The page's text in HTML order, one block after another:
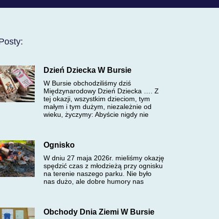
Dzień Dziecka W Bursie
W Bursie obchodziliśmy dziś
Międzynarodowy Dzień Dziecka …. Z
tej okazji, wszystkim dzieciom, tym
małym i tym dużym, niezależnie od
wieku, życzymy: Abyście nigdy nie
Ognisko
W dniu 27 maja 2026r. mieliśmy okazję
spędzić czas z młodzieżą przy ognisku
na terenie naszego parku. Nie było
nas dużo, ale dobre humory nas
Obchody Dnia Ziemi W Bursie